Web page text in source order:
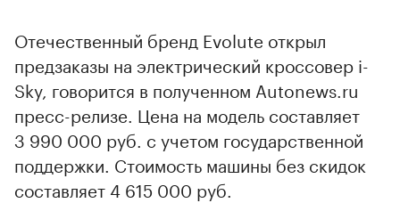
Отечественный бренд Evolute открыл
предзаказы на электрический кроссовер i-
Sky, говорится в полученном Autonews.ru
пресс-релизе. Цена на модель составляет
3 990 000 руб. с учетом государственной
поддержки. Стоимость машины без скидок
составляет 4 615 000 руб.